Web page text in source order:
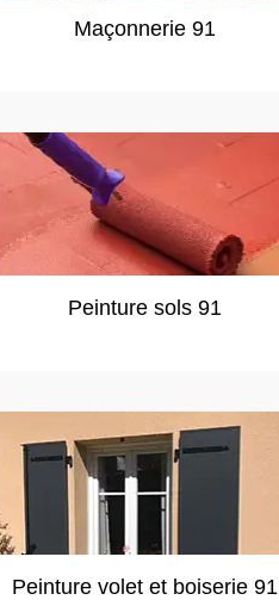
Maçonnerie 91
Peinture sols 91
Peinture volet et boiserie 91